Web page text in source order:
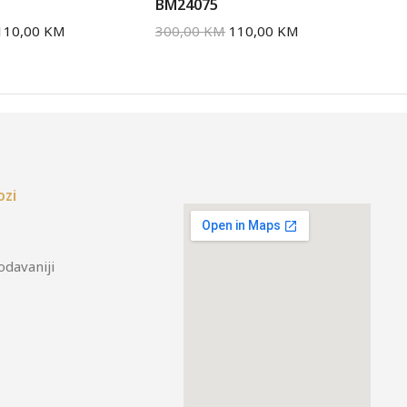
KM
BM24075
300,00KM 110,00 KM